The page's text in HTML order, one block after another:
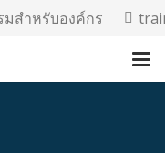
สำหรับองค์กร